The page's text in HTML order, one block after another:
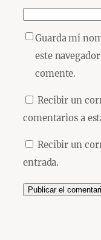
Guarda mi
este
comente.
Recibir un
comentarios a
Recibir un
entrada.